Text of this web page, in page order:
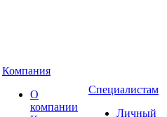
Компания
О
компании
Специалистам
Личный